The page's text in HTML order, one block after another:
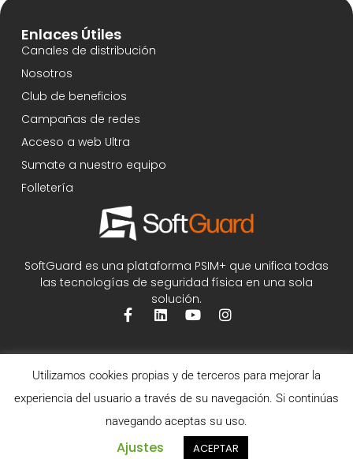
SoftGuard es una plataforma PSIM+ que unifica todas
las tecnologías de seguridad física en una sola
solución.
Enlaces Útiles
Canales de distribución
Nosotros
Club de beneficios
Campañas de redes
Acceso a web Ultra
Sumate a nuestro equipo
Folletería
©2026 SoftGuard - Todos los derechos reservados.
Utilizamos cookies propias y de terceros para mejorar la
experiencia del usuario a través de su navegación. Si continúas
navegando aceptas su uso.
Ajustes ACEPTAR